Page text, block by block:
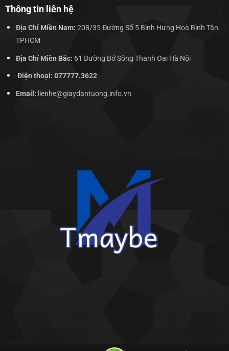
Thông tin liên hệ
Địa Chỉ Miền Nam: 208/35 Đường Số 5 Bình Hưng Hoà Bình Tân
TPHCM
Địa Chỉ Miền Bắc: 61 Đường Bở Sông Thanh Oai Hà Nội
Điện thoại: 077777.3622
Email: lienhe@giaydantuong.info.vn